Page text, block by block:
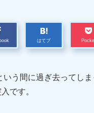
はてブ
う間に過ぎ去ってし
です。